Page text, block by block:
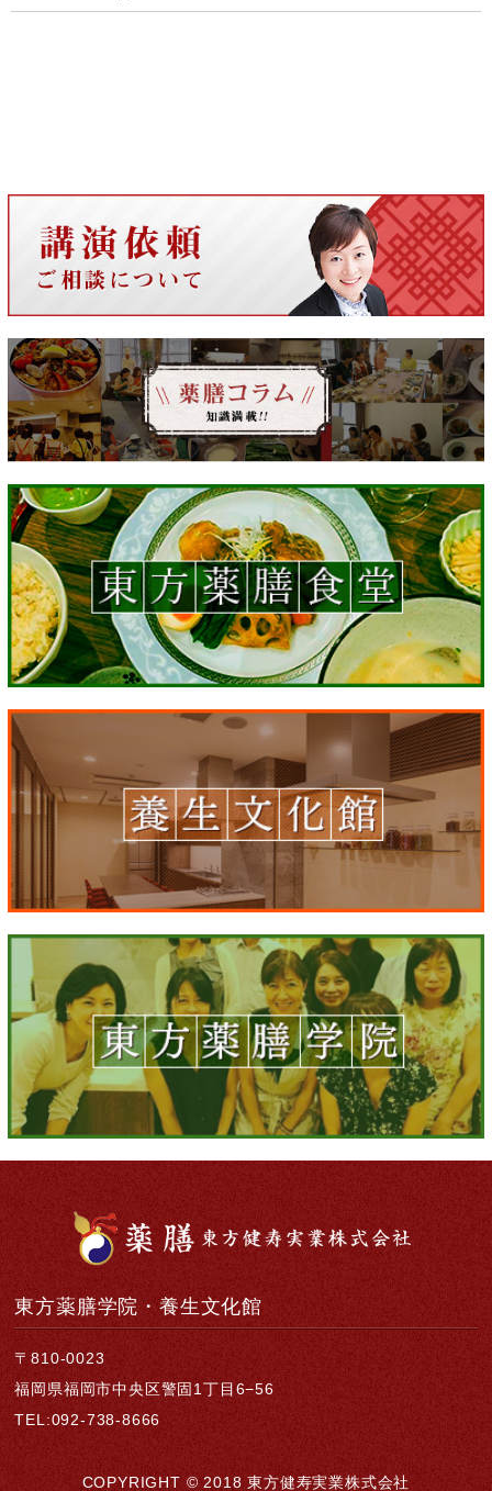
東方薬膳学院・養生文化館
〒810-0023
福岡県福岡市中央区警固1丁目6−56
TEL:092-738-8666
COPYRIGHT © 2018 東方健寿実業株式会社